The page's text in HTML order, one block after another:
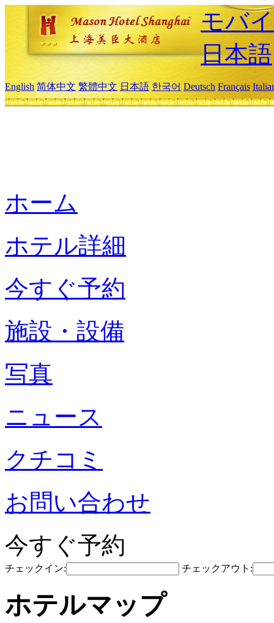
モバ
日本語
English 简体中文 繁體中文 日本語 한국어 Deutsch Français
ホーム
ホテル詳細
今すぐ予約
施設・設備
写真
ニュース
クチコミ
お問い合わせ
今すぐ予約
チェックイン: チェックアウト:
ホテルマップ